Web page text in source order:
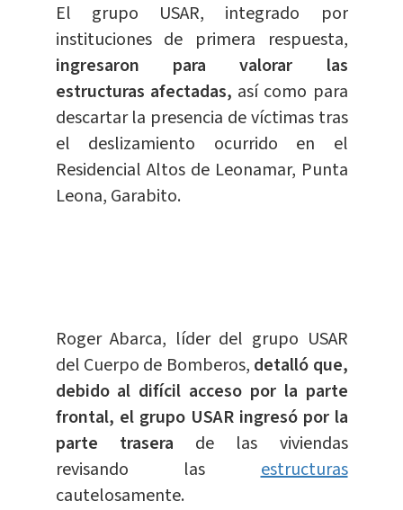
El grupo USAR, integrado por
instituciones de primera respuesta,
ingresaron para valorar las
estructuras afectadas, así como para
descartar la presencia de víctimas tras
el deslizamiento ocurrido en el
Residencial Altos de Leonamar, Punta
Leona, Garabito.
Roger Abarca, líder del grupo USAR
del Cuerpo de Bomberos, detalló que,
debido al difícil acceso por la parte
frontal, el grupo USAR ingresó por la
parte trasera de las viviendas
revisando lasestructuras
cautelosamente.